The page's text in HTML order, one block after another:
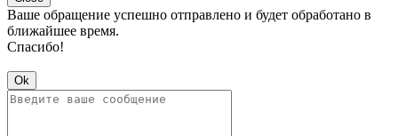
Ваше обращение успешно отправлено и будет обработано в
ближайшее время.
Спасибо!
Ok